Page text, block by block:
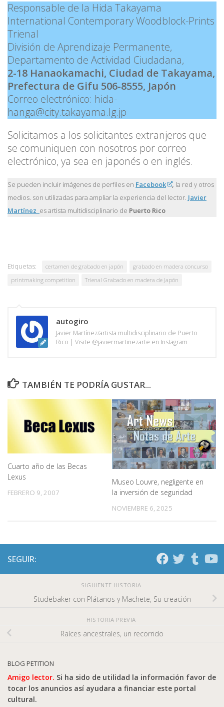
Responsable de la Hida Takayama
International Contemporary Woodblock-Prints
Trienal
División de Aprendizaje Permanente,
Departamento de Actividad Ciudadana,
2-18 Hanaokamachi, Ciudad de Takayama,
Prefectura de Gifu 506-8555, Japón
Correo electrónico: hida-
hanga@city.takayama.lg.jp
Solicitamos a los solicitantes extranjeros que
se comuniquen con nosotros por correo
electrónico, ya sea en japonés o en inglés.
Se pueden incluir imágenes de perfiles en Facebook , la red y otros
medios. son utilizadas para ampliar la experiencia del lector. Javier
Martínez es artista multidisciplinario de Puerto Rico
Etiquetas: certamen de grabado en japón
grabado en madera concurso
printmaking competition
Trienal Grabado en madera de Japón
autogiro
Javier Martínez/artista multidisciplinario de Puerto
Rico | Visite @javiermartinezarte en Instagram
TAMBIÉN TE PODRÍA GUSTAR...
Cuarto año de las Becas
Lexus
FEBRERO 9, 2007
Museo Louvre, negligente en
la inversión de seguridad
NOVIEMBRE 6, 2025
SEGUIR:
SIGUIENTE HISTORIA
Studebaker con Plátanos y Machete, Su creación
HISTORIA PREVIA
Raíces ancestrales, un recorrido
BLOG PETITION
Amigo lector. Si ha sido de utilidad la información favor de
tocar los anuncios así ayudara a financiar este portal
cultural.